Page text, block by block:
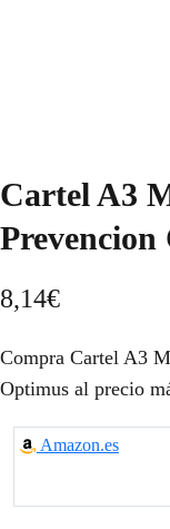
Cartel A3
8,14€
Compra Cartel A3
Optimus al precio
Amazon.es